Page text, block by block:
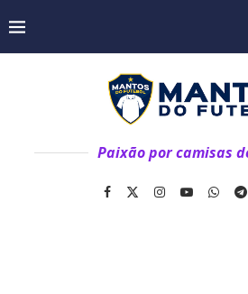
Paixão por camisas